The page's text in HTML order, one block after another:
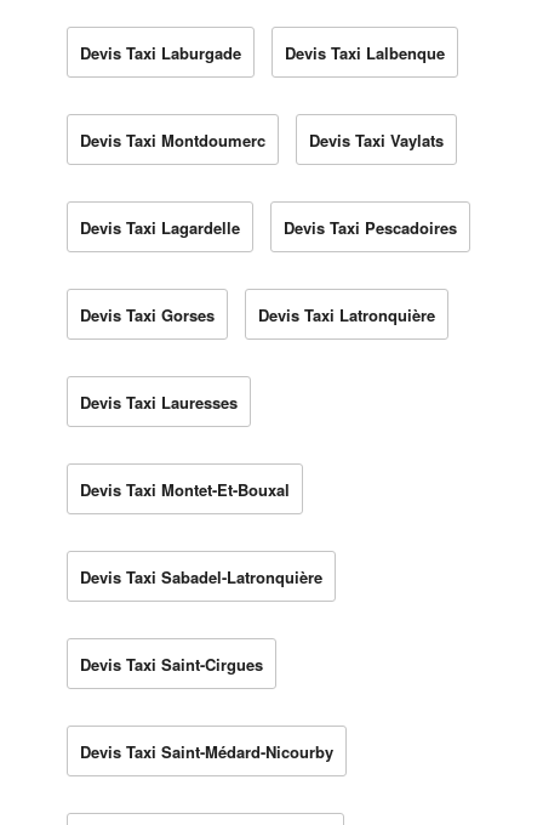
Devis Taxi Laburgade Devis Taxi Lalbenque
Devis Taxi Montdoumerc Devis Taxi Vaylats
Devis Taxi Lagardelle Devis Taxi Pescadoires
Devis Taxi Gorses Devis Taxi Latronquière
Devis Taxi Lauresses
Devis Taxi Montet-Et-Bouxal
Devis Taxi Sabadel-Latronquière
Devis Taxi Saint-Cirgues
Devis Taxi Saint-Médard-Nicourby